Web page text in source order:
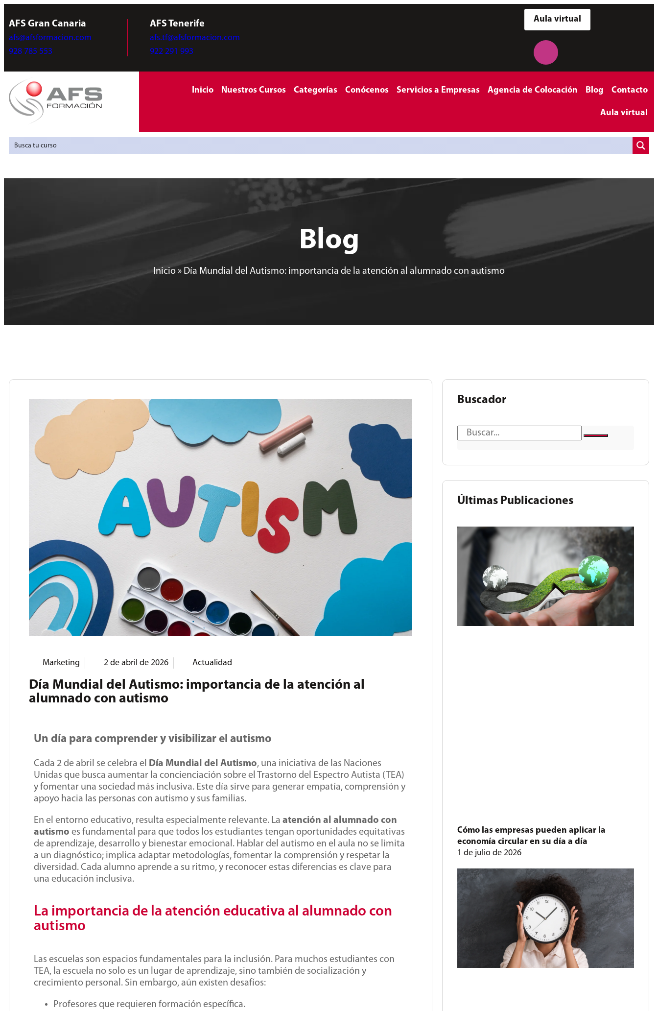
AFS Gran Canaria
afs@afsformacion.com
928 785 553
AFS Tenerife
afs.tf@afsformacion.com
922 291 993
Aula virtual
Inicio Nuestros Cursos Categorías Conócenos Servicios a Empresas Agencia de Colocación Blog Contacto
Aula virtual
Blog
Inicio » Día Mundial del Autismo: importancia de la atención al alumnado con autismo
Marketing 2 de abril de 2026 Actualidad
Día Mundial del Autismo: importancia de la atención al
alumnado con autismo
Un día para comprender y visibilizar el autismo
Cada 2 de abril se celebra el Día Mundial del Autismo, una iniciativa de las Naciones
Unidas que busca aumentar la concienciación sobre el Trastorno del Espectro Autista (TEA)
y fomentar una sociedad más inclusiva. Este día sirve para generar empatía, comprensión y
apoyo hacia las personas con autismo y sus familias.
En el entorno educativo, resulta especialmente relevante. La atención al alumnado con
autismo es fundamental para que todos los estudiantes tengan oportunidades equitativas
de aprendizaje, desarrollo y bienestar emocional. Hablar del autismo en el aula no se limita
a un diagnóstico; implica adaptar metodologías, fomentar la comprensión y respetar la
diversidad. Cada alumno aprende a su ritmo, y reconocer estas diferencias es clave para
una educación inclusiva.
La importancia de la atención educativa al alumnado con
autismo
Las escuelas son espacios fundamentales para la inclusión. Para muchos estudiantes con
TEA, la escuela no solo es un lugar de aprendizaje, sino también de socialización y
crecimiento personal. Sin embargo, aún existen desafíos:
Profesores que requieren formación específica.
Buscador
Últimas Publicaciones
Cómo las empresas pueden aplicar la
economía circular en su día a día
1 de julio de 2026